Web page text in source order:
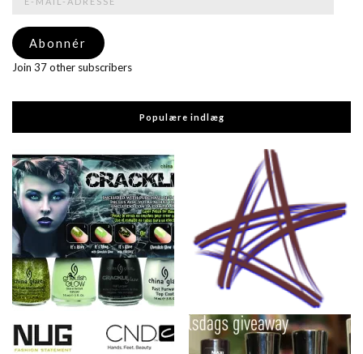
adresse
Abonnér
Join 37 other subscribers
Populære indlæg